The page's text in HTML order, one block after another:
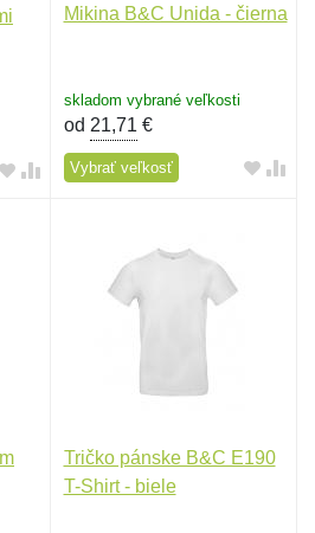
Mikina B&C Unida - čierna
skladom vybrané veľkosti
od 21,71€
Vybrať veľkosť
Tričko pánske B&C E190
T-Shirt - biele